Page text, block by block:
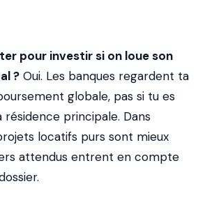
pour investir si on loue son
? Oui. Les banques regardent ta
globale, pas si tu es
principale. Dans
locatifs purs sont mieux
attendus entrent en compte